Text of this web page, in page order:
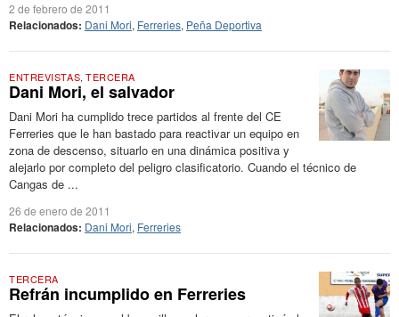
2 de febrero de 2011
Relacionados: Dani Mori, Ferreries, Peña Deportiva
ENTREVISTAS,TERCERA
Dani Mori, el salvador
Dani Mori ha cumplido trece partidos al frente del CE
Ferreries que le han bastado para reactivar un equipo en
zona de descenso, situarlo en una dinámica positiva y
alejarlo por completo del peligro clasificatorio. Cuando el técnico de
Cangas de ...
26 de enero de 2011
Relacionados: Dani Mori, Ferreries
TERCERA
Refrán incumplido en Ferreries